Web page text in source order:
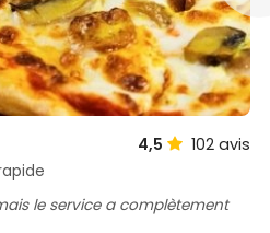
4,5 102 avis